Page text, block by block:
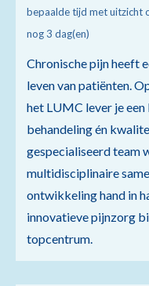
bepaalde tijd met uitzicht
nog 3 dag(en)
Chronische pijn heeft
leven van patiënten.
het LUMC lever je
behandeling én
gespecialiseerd team
multidisciplinaire
ontwikkeling hand in
innovatieve pijnzorg
topcentrum.